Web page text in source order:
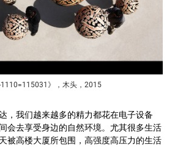
1110=115031》，木头，2015
，我们越来越多的精力都花在电子设备
会去享受身边的自然环境。尤其很多生活
被高楼大厦所包围，高强度高压力的生活